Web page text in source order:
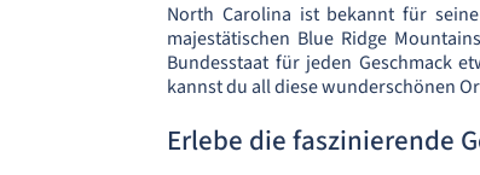
North Carolina ist bekannt für
majestätischen Blue Ridge
Bundesstaat für jeden Geschmack
kannst du all diese wunderschönen
Erlebe die faszinierende